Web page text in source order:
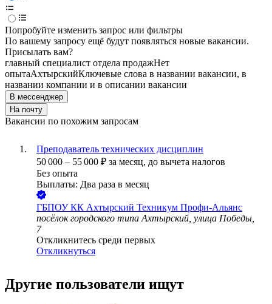
Попробуйте изменить запрос или фильтры
По вашему запросу ещё будут появляться новые вакансии.
Присылать вам?
главный специалист отдела продажНет
опытаАхтырскийКлючевые слова в названии вакансии, в
названии компании и в описании вакансии
В мессенджер
На почту
Вакансии по похожим запросам
Преподаватель технических дисциплин
50 000 – 55 000 ₽ за месяц, до вычета налогов
Без опыта
Выплаты: Два раза в месяц
ГБПОУ КК Ахтырский Техникум Профи-Альянс
посёлок городского типа Ахтырский, улица Победы,
7
Откликнитесь среди первых
Откликнуться
Другие пользователи ищут